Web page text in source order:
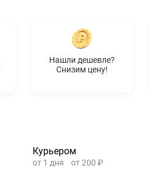
Нашли дешевле?
Снизим цену!
Курьером
от 1 дня от 200 ₽